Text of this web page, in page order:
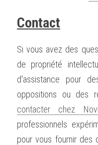
Contact
Si vous avez des
de propriété
d'assistance pour
oppositions ou des
contacter chez
professionnels
pour vous fournir des